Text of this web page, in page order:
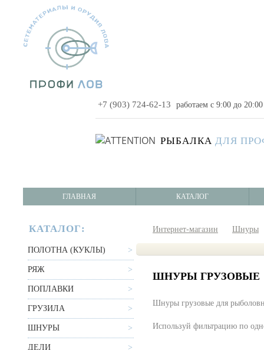
+7 (903) 724-62-13 работаем с 9:00 до
РЫБАЛКА ДЛЯ
ГЛАВНАЯ КАТАЛОГ
КАТАЛОГ:
ПОЛОТНА (КУКЛЫ)
РЯЖ
ПОПЛАВКИ
ГРУЗИЛА
ШНУРЫ
ДЕЛИ
Интернет-магазин Шнуры
ШНУРЫ ГРУЗОВЫЕ
Шнуры грузовые для
Используй фильтрацию по